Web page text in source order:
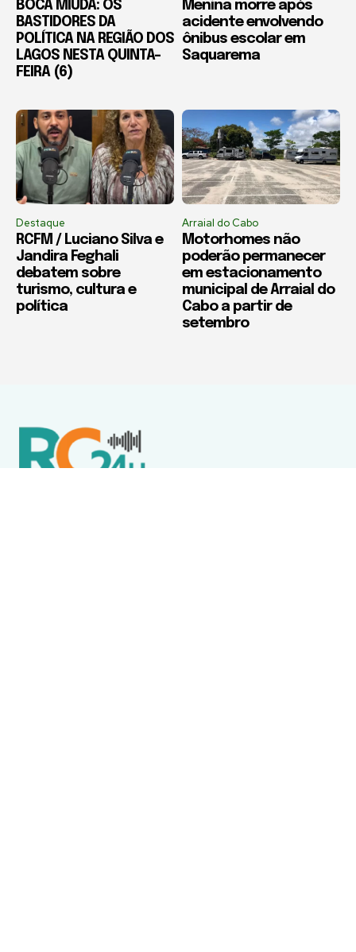
BOCA MIÚDA: OS
BASTIDORES DA
POLÍTICA NA REGIÃO DOS
LAGOS NESTA QUINTA-
FEIRA (6)
Menina morre após
acidente envolvendo
ônibus escolar em
Saquarema
Destaque
RCFM / Luciano Silva e
Jandira Feghali
debatem sobre
turismo, cultura e
política
Arraial do Cabo
Motorhomes não
poderão permanecer
em estacionamento
municipal de Arraial do
Cabo a partir de
setembro